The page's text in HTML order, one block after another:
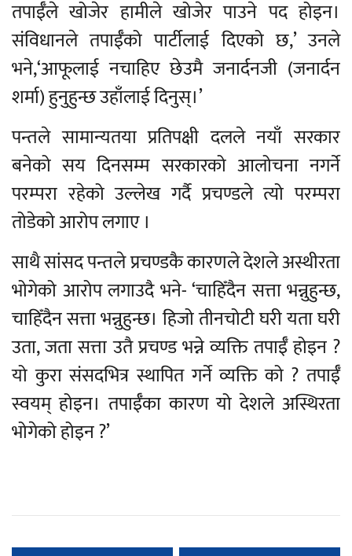
तपाईँले खोजेर हामीले खोजेर पाउने पद होइन।
संविधानले तपाईँको पार्टीलाई दिएको छ,’ उनले
भने,‘आफूलाई नचाहिए छेउमै जनार्दनजी (जनार्दन
शर्मा) हुनुहुन्छ उहाँलाई दिनुस्।’
पन्तले सामान्यतया प्रतिपक्षी दलले नयाँ सरकार
बनेको सय दिनसम्म सरकारको आलोचना नगर्ने
परम्परा रहेको उल्लेख गर्दै प्रचण्डले त्यो परम्परा
तोडेको आरोप लगाए ।
साथै सांसद पन्तले प्रचण्डकै कारणले देशले अस्थीरता
भोगेको आरोप लगाउदै भने- ‘चाहिँदैन सत्ता भन्नुहुन्छ,
चाहिँदैन सत्ता भन्नुहुन्छ। हिजो तीनचोटी घरी यता घरी
उता, जता सत्ता उतै प्रचण्ड भन्ने व्यक्ति तपाईँ होइन ?
यो कुरा संसदभित्र स्थापित गर्ने व्यक्ति को ? तपाईँ
स्वयम् होइन। तपाईँका कारण यो देशले अस्थिरता
भोगेको होइन ?’